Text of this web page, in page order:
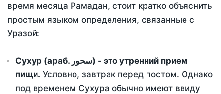
время месяца Рамадан, стоит кратко объяснить
простым языком определения, связанные с
Уразой:
Сухур (араб. سحور) - это утренний прием
пищи. Условно, завтрак перед постом. Однако
под временем Сухура обычно имеют ввиду